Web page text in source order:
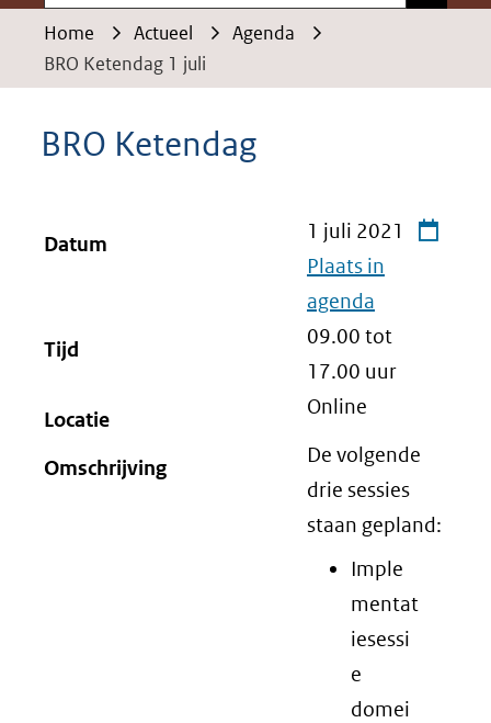
Home Actueel
Agenda
BRO Ketendag 1 juli
BRO Ketendag
Datum
1 juli 2021
Plaats in
agenda
Tijd
09.00 tot
17.00 uur
Locatie
Online
Omschrijving
De volgende
drie sessies
staan gepland:
Imple
mentat
iesessi
e
domei